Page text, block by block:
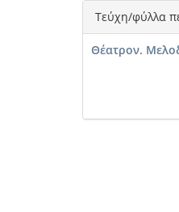
Τεύχη/φύλλα
Θέατρον.